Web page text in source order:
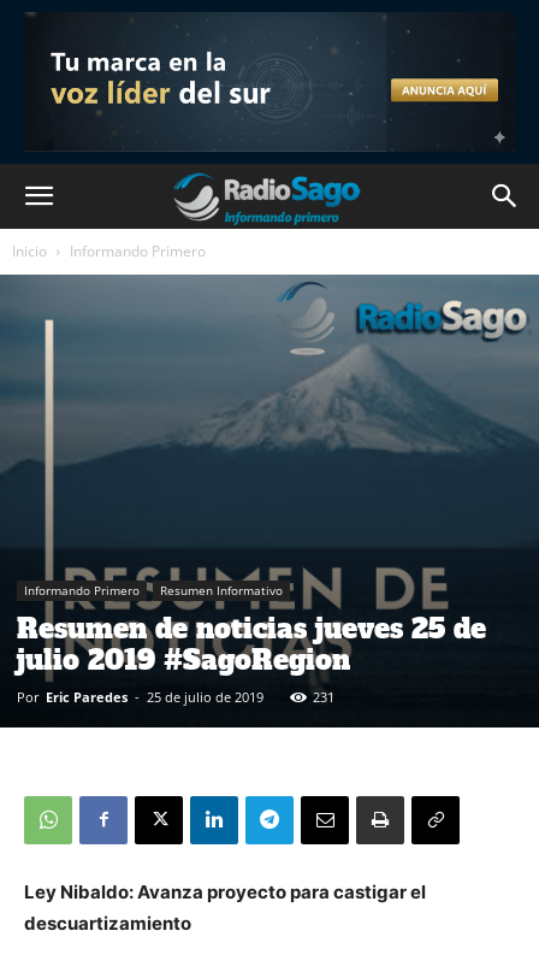
Inicio Informando Primero
Informando Primero Resumen Informativo
Resumen de noticias jueves 25 de
julio 2019 #SagoRegion
Por Eric Paredes - 25 de julio de 2019 231
Ley Nibaldo: Avanza proyecto para castigar el
descuartizamiento